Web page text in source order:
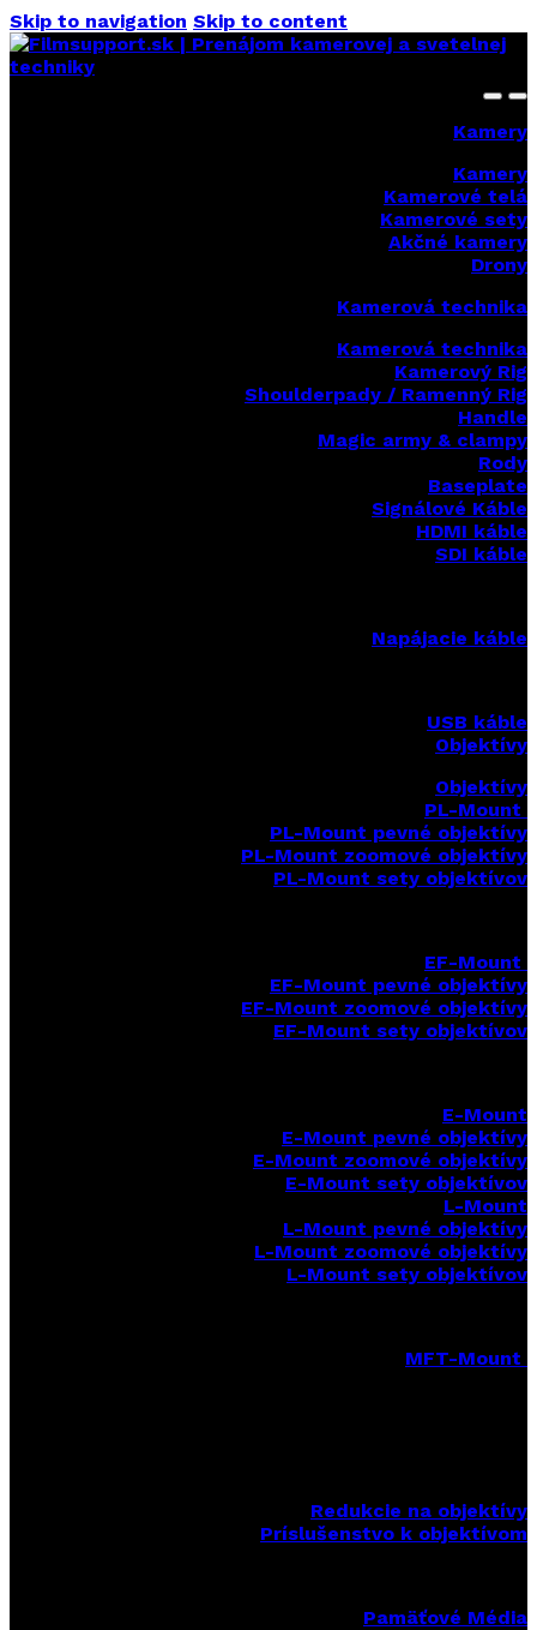
Skip to navigation Skip to content
Kamery
Kamery
Kamerové telá
Kamerové sety
Akčné kamery
Drony
Kamerová technika
Kamerová technika
Kamerový Rig
Shoulderpady / Ramenný Rig
Handle
Magic army & clampy
Rody
Baseplate
Signálové Káble
HDMI káble
SDI káble
Napájacie káble
USB káble
Objektívy
Objektívy
PL-Mount
PL-Mount pevné objektívy
PL-Mount zoomové objektívy
PL-Mount sety objektívov
EF-Mount
EF-Mount pevné objektívy
EF-Mount zoomové objektívy
EF-Mount sety objektívov
E-Mount
E-Mount pevné objektívy
E-Mount zoomové objektívy
E-Mount sety objektívov
L-Mount
L-Mount pevné objektívy
L-Mount zoomové objektívy
L-Mount sety objektívov
MFT-Mount
Redukcie na objektívy
Príslušenstvo k objektívom
Pamäťové Média